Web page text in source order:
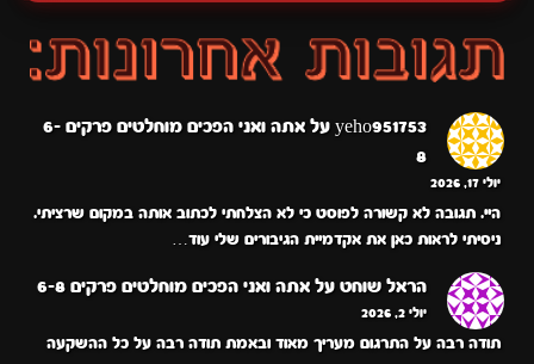
yeho951753 על
אתה ואני הפכים מוחלטים פרקים 6-
8
יולי 17, 2026
היי. תגובה לא קשורה לפוסט כי לא הצלחתי לכתוב אותה במקום שרציתי.
ניסיתי לראות כאן את אקדמיית הגיבורים שלי עוד…
הראל שוחט על אתה ואני הפכים מוחלטים פרקים 6-8
יולי 2, 2026
תודה רבה על התרגום מעריך מאוד ובאמת תודה רבה על כל ההשקעה